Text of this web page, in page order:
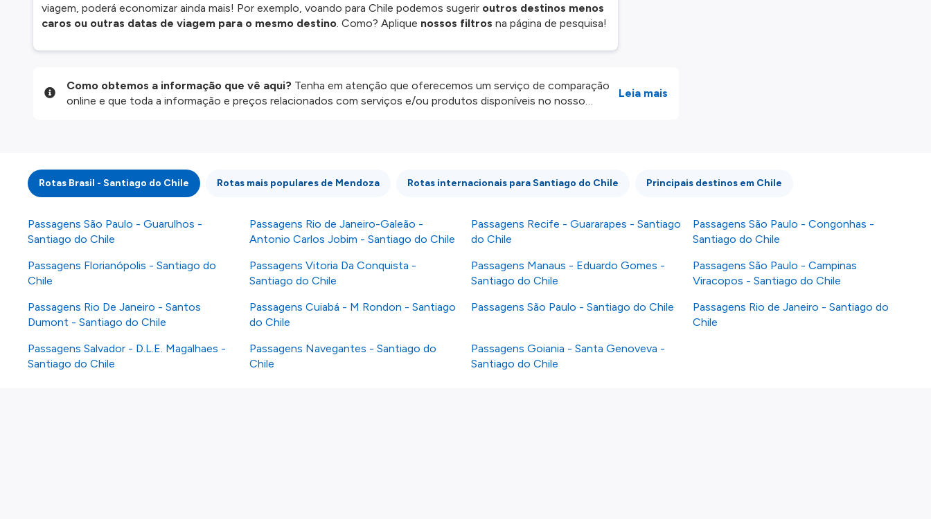
viagem, poderá economizar ainda mais! Por exemplo, voando para Chile podemos sugerir outros destinos menos
caros ou outras datas de viagem para o mesmo destino. Como? Aplique nossos filtros na página de pesquisa!
Como obtemos a informação que vê aqui? Tenha em atenção que oferecemos um serviço de comparação
online e que toda a informação e preços relacionados com serviços e/ou produtos disponíveis no nosso
Leia mais
Rotas Brasil - Santiago do Chile Rotas mais populares de Mendoza Rotas internacionais para Santiago do Chile Principais destinos em Chile
Passagens São Paulo - Guarulhos -
Santiago do Chile
Passagens Rio de Janeiro-Galeão -
Antonio Carlos Jobim - Santiago do Chile
Passagens Recife - Guararapes - Santiago
do Chile
Passagens São Paulo - Congonhas -
Santiago do Chile
Passagens Florianópolis - Santiago do
Chile
Passagens Vitoria Da Conquista -
Santiago do Chile
Passagens Manaus - Eduardo Gomes -
Santiago do Chile
Passagens São Paulo - Campinas
Viracopos - Santiago do Chile
Passagens Rio De Janeiro - Santos
Dumont - Santiago do Chile
Passagens Cuiabá - M Rondon - Santiago
do Chile
Passagens São Paulo - Santiago do Chile
Passagens Rio de Janeiro - Santiago do
Chile
Passagens Salvador - D.L.E. Magalhaes -
Santiago do Chile
Passagens Navegantes - Santiago do
Chile
Passagens Goiania - Santa Genoveva -
Santiago do Chile